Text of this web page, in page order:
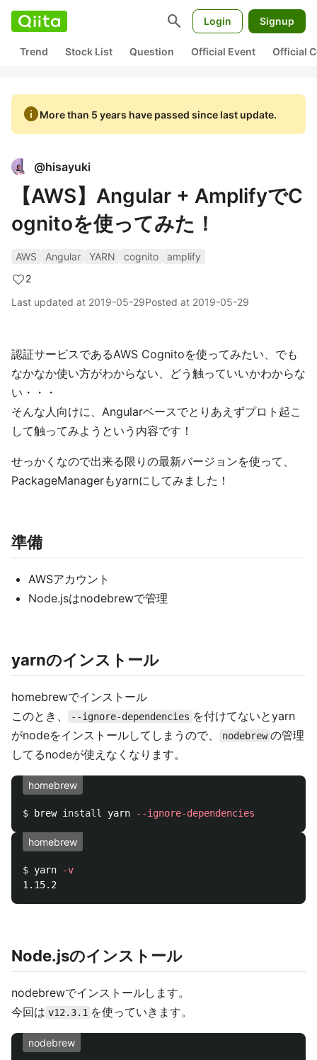
search Login Signup
Trend Stock List Question Official Event Official
infoMore than 5 years have passed since last update.
@hisayuki
【AWS】Angular + AmplifyでC
ognitoを使ってみた！
AWS Angular YARN cognito
amplify
2
Last updated at 2019-05-29Posted at 2019-05-29
認証サービスであるAWS Cognitoを使ってみたい、でも
なかなか使い方がわからない、どう触っていいかわからな
い・・・
そんな人向けに、Angularベースでとりあえずプロト起こ
して触ってみようという内容です！
せっかくなので出来る限りの最新バージョンを使って、
PackageManagerもyarnにしてみました！
準備
AWSアカウント
Node.jsはnodebrewで管理
yarnのインストール
homebrewでインストール
このとき、
--ignore-dependencies を付けてないとyarn
がnodeをインストールしてしまうので、
nodebrew の管理
してるnodeが使えなくなります。
homebrew
$ brew install yarn --ignore-dependencies
homebrew
$ yarn
-v
Node.jsのインストール
nodebrewでインストールします。
今回は v12.3.1 を使っていきます。
nodebrew